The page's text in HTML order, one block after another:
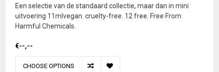
Een selectie van de standaard collectie, maar dan in mini
uitvoering 11mlvegan. cruelty-free. 12 free. Free From
Harmful Chemicals.
€--,--
CHOOSE OPTIONS